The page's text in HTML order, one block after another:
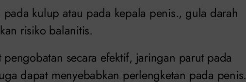
kulup atau pada kepala penis., gula darah
risiko balanitis.
secara efektif, jaringan parut pada
dapat menyebabkan perlengketan pada penis.